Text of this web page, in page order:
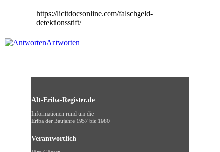
https://licitdocsonline.com/falschgeld-
detektionsstift/
Antworten
Alt-Eriba-Register.de
Informationen rund um die
Eriba der Baujahre 1957 bis 1980
Verantwortlich